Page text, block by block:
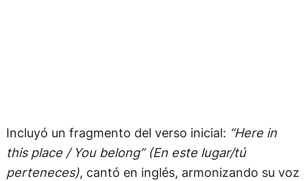
Incluyó un fragmento del verso inicial: “Here in
this place / You belong” (En este lugar/tú
perteneces), cantó en inglés, armonizando su voz